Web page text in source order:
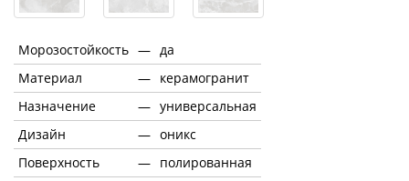
Морозостойкость — да
Материал
— керамогранит
Назначение
— универсальная
Дизайн
— оникс
Поверхность
— полированная